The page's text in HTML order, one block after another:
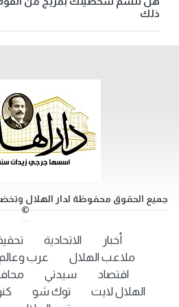
ذلك
جميع الحقوق محفوظة لدار الهلال
©
أخبار الاتحادية
ملاعب الهلال
عرب وعالم
اقتصاد
سيدتي
الهلال لايت
توك شو